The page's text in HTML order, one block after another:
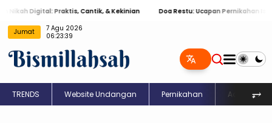
Digital: Praktis, Cantik, & Kekinian Doa Restu: Ucapan Pernikahan Islami
Jumat
7 Agu 2026
06:23:39
TRENDS Website Undangan Pernikahan Aqiqah⥅